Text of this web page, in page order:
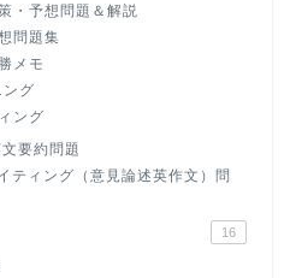
・予想問題＆解説
問題集
メモ
グ
ング
要約問題
ティング（意見論述英作文）問
16